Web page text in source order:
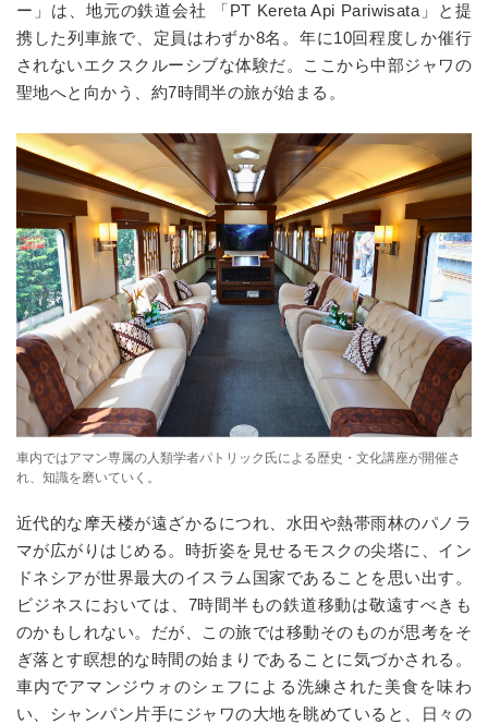
ー」は、地元の鉄道会社 「PT Kereta Api Pariwisata 」と提
携した列車旅で、定員はわずか8名。年に10回程度しか催行
されないエクスクルーシブな体験だ。ここから中部ジャワの
聖地へと向かう、約7時間半の旅が始まる。
車内ではアマン専属の人類学者パトリック氏による歴史・文化講座が開催さ
れ、知識を磨いていく。
近代的な摩天楼が遠ざかるにつれ、水田や熱帯雨林のパノラ
マが広がりはじめる。時折姿を見せるモスクの尖塔に、イン
ドネシアが世界最大のイスラム国家であることを思い出す。
ビジネスにおいては、 7時間半もの鉄道移動は敬遠すべきも
のかもしれない。だが、この旅では移動そのものが思考をそ
ぎ落とす瞑想的な時間の始まりであることに気づかされる。
車内でアマンジウォのシェフによる洗練された美食を味わ
い、シャンパン片手にジャワの大地を眺めていると、日々の